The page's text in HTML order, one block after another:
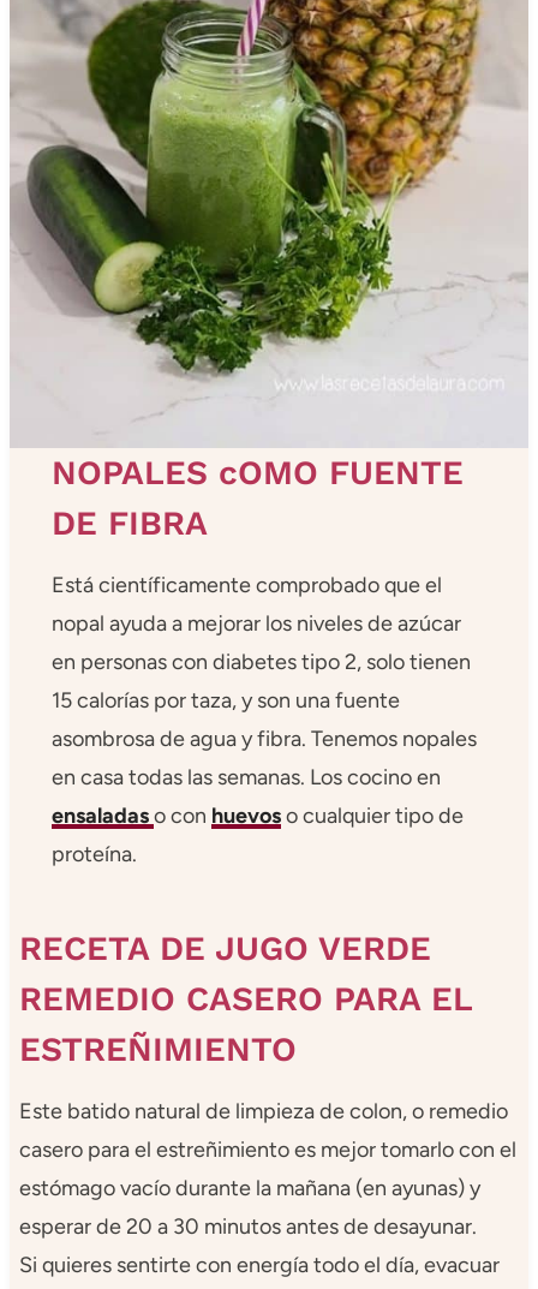
NOPALES cOMO FUENTE
DE FIBRA
Está científicamente comprobado que el
nopal ayuda a mejorar los niveles de azúcar
en personas con diabetes tipo 2, solo tienen
15 calorías por taza, y son una fuente
asombrosa de agua y fibra. Tenemos nopales
en casa todas las semanas. Los cocino en
ensaladaso con huevoso cualquier tipo de
proteína.
RECETA DE JUGO VERDE
REMEDIO CASERO PARA EL
ESTREÑIMIENTO
Este batido natural de limpieza de colon, o remedio
casero para el estreñimiento es mejor tomarlo con el
estómago vacío durante la mañana (en ayunas) y
esperar de 20 a 30 minutos antes de desayunar.
Si quieres sentirte con energía todo el día, evacuar